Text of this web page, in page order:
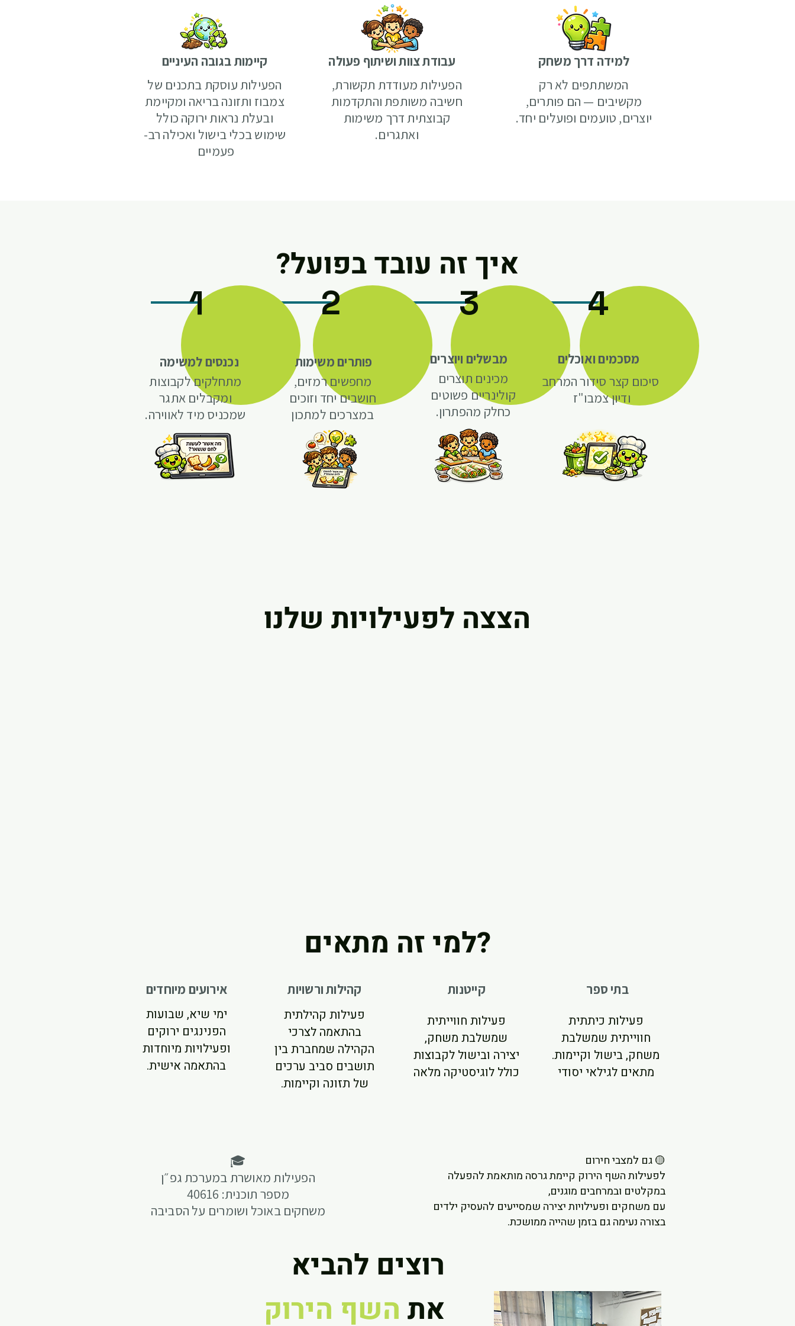
קיימות בגובה העיניים
הפעילות עוסקת בתכנים של
צמבוז ותזונה בריאה ומקיימת
ובעלת נראות ירוקה כולל
שימוש בכלי בישול ואכילה רב-
פעמיים
עבודת צוות ושיתוף פעולה
הפעילות מעודדת תקשורת,
חשיבה משותפת והתקדמות
קבוצתית דרך משימות
ואתגרים.
למידה דרך משחק
המשתתפים לא רק
מקשיבים — הם פותרים,
יוצרים, טועמים ופועלים יחד.
?איך זה עובד בפועל
1 2 3 4
נכנסים למשימה
מתחלקים לקבוצות
ומקבלים אתגר
שמכניס מיד לאווירה.
פותרים משימות
מחפשים רמזים,
חושבים יחד וזוכים
במצרכים למתכון
מבשלים ויוצרים
מכינים תוצרים
קולינריים פשוטים
כחלק מהפתרון.
מסכמים ואוכלים
סיכום קצר סידור המרחב
ודיון צמבו"ז
הצצה לפעילויות שלנו
למי זה מתאים?
אירועים מיוחדים
ימי שיא, שבועות
הפנינגים ירוקים
ופעילויות מיוחדות
בהתאמה אישית.
קהילות ורשויות
פעילות קהילתית
בהתאמה לצרכי
הקהילה שמחברת בין
תושבים סביב ערכים
של תזונה וקיימות.
קייטנות
פעילות חווייתית
שמשלבת משחק,
יצירה ובישול לקבוצות
כולל לוגיסטיקה מלאה
בתי ספר
פעילות כיתתית
חווייתית שמשלבת
משחק, בישול וקיימות.
מתאים לגילאי יסודי
🎓
הפעילות מאושרת במערכת גפ״ן
מספר תוכנית: 40616
משחקים באוכל ושומרים על הסביבה
🟡 גם למצבי חירום
לפעילות השף הירוק קיימת גרסה מותאמת להפעלה
במקלטים ובמרחבים מוגנים,
עם משחקים ופעילויות יצירה שמסייעים להעסיק ילדים
בצורה נעימה גם בזמן שהייה ממושכת.
רוצים להביא
את השף הירוק